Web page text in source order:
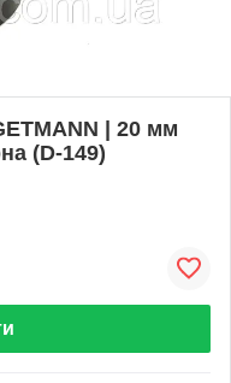
| 20 мм
(D-149)